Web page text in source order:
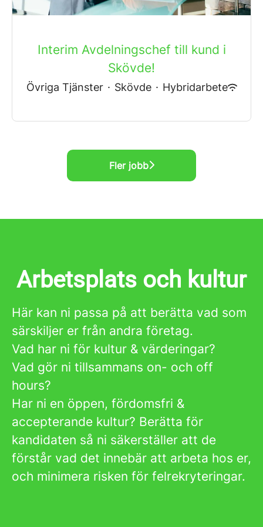
Interim Avdelningschef till kund i
Skövde!
Övriga Tjänster · Skövde · Hybridarbete
Fler jobb
Arbetsplats och kultur
Här kan ni passa på att berätta vad som
särskiljer er från andra företag.
Vad har ni för kultur & värderingar?
Vad gör ni tillsammans on- och off
hours?
Har ni en öppen, fördomsfri &
accepterande kultur? Berätta för
kandidaten så ni säkerställer att de
förstår vad det innebär att arbeta hos er,
och minimera risken för felrekryteringar.